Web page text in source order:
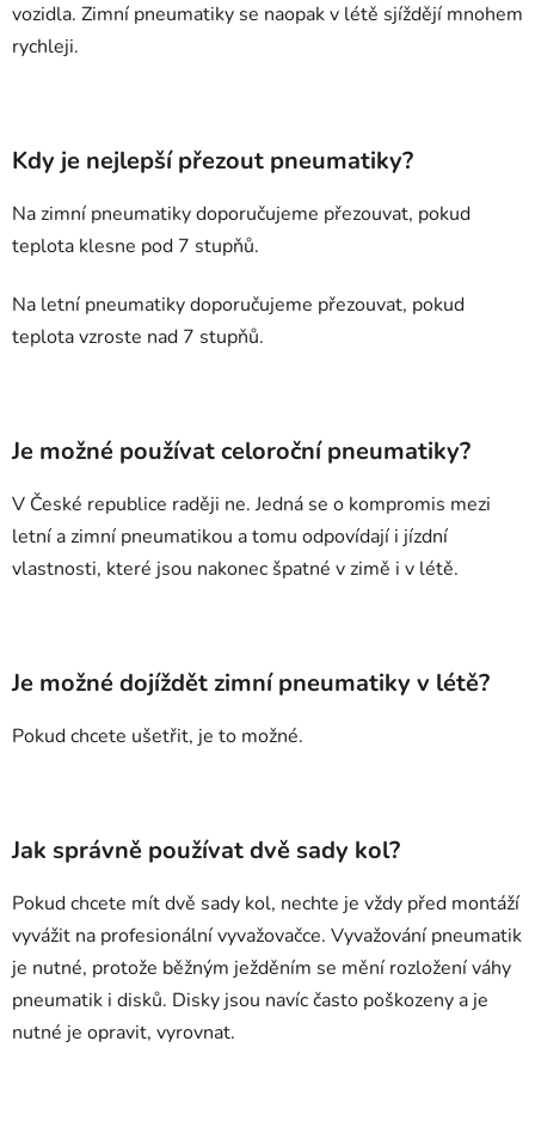
vozidla. Zimní pneumatiky se naopak v létě sjíždějí mnohem
rychleji.
Kdy je nejlepší přezout pneumatiky?
Na zimní pneumatiky doporučujeme přezouvat, pokud
teplota klesne pod 7 stupňů.
Na letní pneumatiky doporučujeme přezouvat, pokud
teplota vzroste nad 7 stupňů.
Je možné používat celoroční pneumatiky?
V České republice raději ne. Jedná se o kompromis mezi
letní a zimní pneumatikou a tomu odpovídají i jízdní
vlastnosti, které jsou nakonec špatné v zimě i v létě.
Je možné dojíždět zimní pneumatiky v létě?
Pokud chcete ušetřit, je to možné.
Jak správně používat dvě sady kol?
Pokud chcete mít dvě sady kol, nechte je vždy před montáží
vyvážit na profesionální vyvažovačce. Vyvažování pneumatik
je nutné, protože běžným ježděním se mění rozložení váhy
pneumatik i disků. Disky jsou navíc často poškozeny a je
nutné je opravit, vyrovnat.